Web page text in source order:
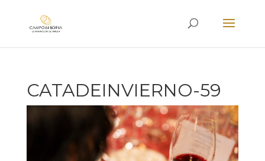
CATADEINVIERNO-59